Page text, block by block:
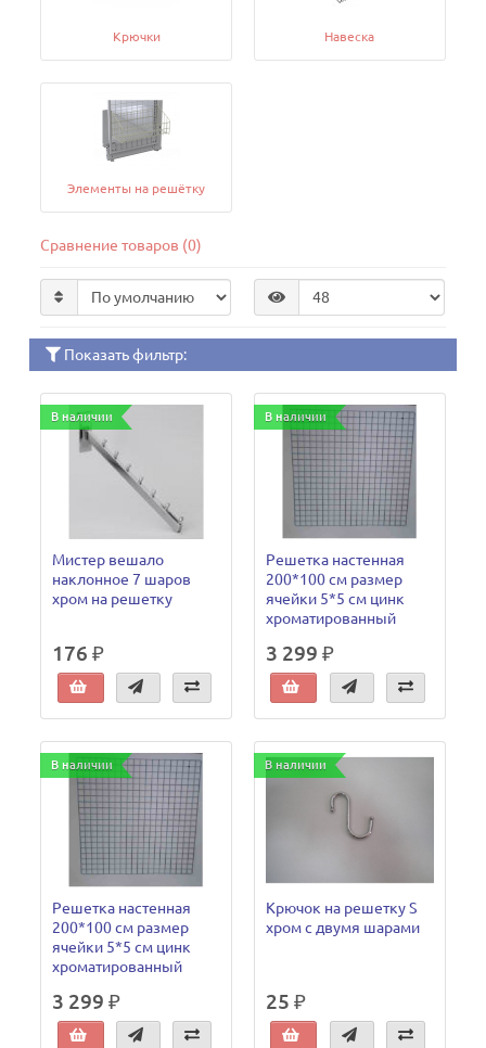
Крючки Навеска
Элементы на решётку
Сравнение товаров (0)
Показать фильтр:
В наличии
Мистер вешало
наклонное 7 шаров
хром на решетку
176 ₽
В наличии
Решетка настенная
200*100 см размер
ячейки 5*5 см цинк
хроматированный
3 299 ₽
В наличии
Решетка настенная
200*100 см размер
ячейки 5*5 см цинк
хроматированный
3 299 ₽
В наличии
Крючок на решетку S
хром с двумя шарами
25 ₽